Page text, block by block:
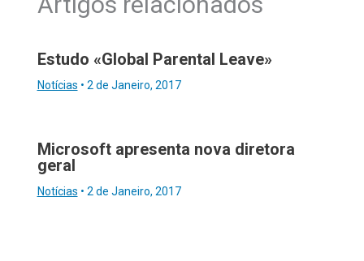
Estudo «Global Parental Leave»
Notícias • 2 de Janeiro, 2017
Microsoft apresenta nova diretora
geral
Notícias • 2 de Janeiro, 2017